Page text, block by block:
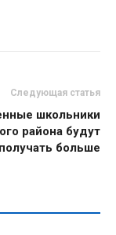
Следующая статья
школьники
района будут
получать больше